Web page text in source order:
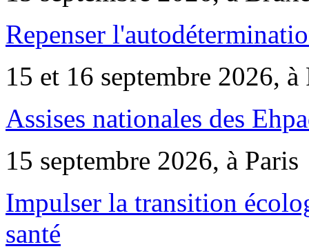
Repenser
15 et 16 septembre 2026, à
Assises nationales des
15 septembre 2026, à Paris
Impulser la transition
santé